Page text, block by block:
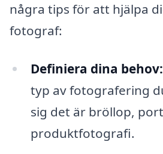
några tips för att hjälpa
fotograf:
Definiera dina behov:
typ av fotografering
sig det är bröllop,
produktfotografi.